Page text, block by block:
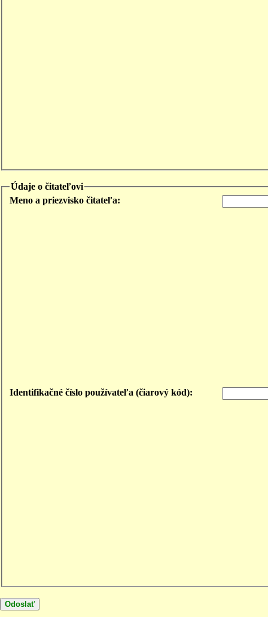
Údaje o čitateľovi
Meno a priezvisko čitateľa:
Identifikačné číslo používateľa (čiarový kód):